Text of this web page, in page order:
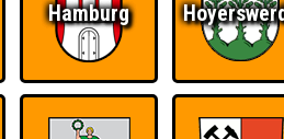
Hamburg